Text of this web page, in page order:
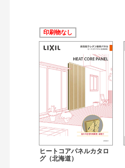
印刷物なし
ヒートコアパネルカタロ
グ（北海道）